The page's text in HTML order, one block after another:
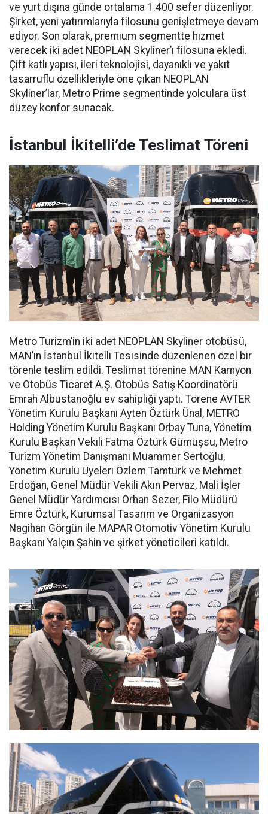
ve yurt dışına günde ortalama 1.400 sefer düzenliyor.
Şirket, yeni yatırımlarıyla filosunu genişletmeye devam
ediyor. Son olarak, premium segmentte hizmet
verecek iki adet NEOPLAN Skyliner’ı filosuna ekledi.
Çift katlı yapısı, ileri teknolojisi, dayanıklı ve yakıt
tasarruflu özellikleriyle öne çıkan NEOPLAN
Skyliner’lar, Metro Prime segmentinde yolculara üst
düzey konfor sunacak.
İstanbul İkitelli’de Teslimat Töreni
Metro Turizm’in iki adet NEOPLAN Skyliner otobüsü,
MAN’ın İstanbul İkitelli Tesisinde düzenlenen özel bir
törenle teslim edildi. Teslimat törenine MAN Kamyon
ve Otobüs Ticaret A.Ş. Otobüs Satış Koordinatörü
Emrah Albustanoğlu ev sahipliği yaptı. Törene AVTER
Yönetim Kurulu Başkanı Ayten Öztürk Ünal, METRO
Holding Yönetim Kurulu Başkanı Orbay Tuna, Yönetim
Kurulu Başkan Vekili Fatma Öztürk Gümüşsu, Metro
Turizm Yönetim Danışmanı Muammer Sertoğlu,
Yönetim Kurulu Üyeleri Özlem Tamtürk ve Mehmet
Erdoğan, Genel Müdür Vekili Akın Pervaz, Mali İşler
Genel Müdür Yardımcısı Orhan Sezer, Filo Müdürü
Emre Öztürk, Kurumsal Tasarım ve Organizasyon
Nagihan Görgün ile MAPAR Otomotiv Yönetim Kurulu
Başkanı Yalçın Şahin ve şirket yöneticileri katıldı.